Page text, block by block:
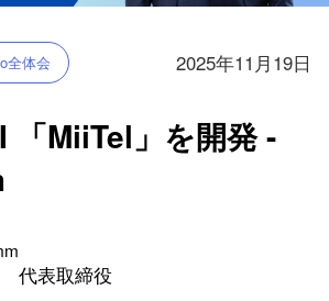
全体会 2025年11月19日
「MiiTel」を開発 -
代表取締役